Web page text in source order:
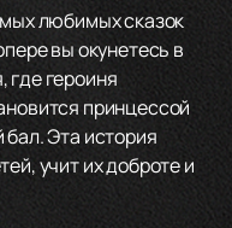
любимых сказок
вы окунетесь в
где героиня
принцессой
бал. Эта история
учит их доброте и